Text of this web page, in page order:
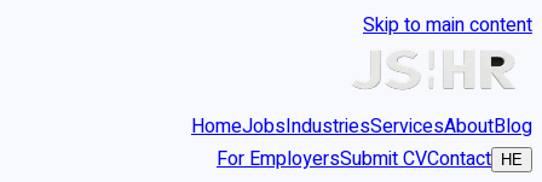
Skip to main content
HomeJobsIndustriesServicesAboutBlog
HE
For EmployersSubmit CVContact